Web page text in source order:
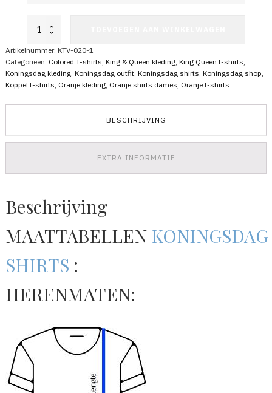
Koningsdag
Shirt
His
Hers
Artikelnummer: KTV-020-1
Categorieën: Colored T-shirts, King & Queen kleding, King Queen t-shirts,
Koningsdag kleding, Koningsdag outfit, Koningsdag shirts, Koningsdag shop,
Koppel t-shirts, Oranje kleding, Oranje shirts dames, Oranje t-shirts
BESCHRIJVING
EXTRA INFORMATIE
Beschrijving
MAATTABELLEN KONINGSDAG
SHIRTS :
HERENMATEN: